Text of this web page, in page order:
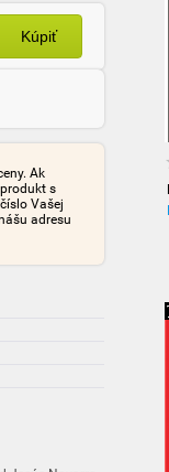
Kúpiť
Ak
s
Vašej
adresu